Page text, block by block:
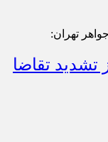
تهران:
تقاضا